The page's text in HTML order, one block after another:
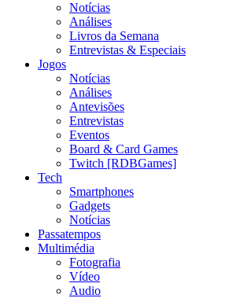
Notícias
Análises
Livros da Semana
Entrevistas & Especiais
Jogos
Notícias
Análises
Antevisões
Entrevistas
Eventos
Board & Card Games
Twitch [RDBGames]
Tech
Smartphones
Gadgets
Notícias
Passatempos
Multimédia
Fotografia
Vídeo
Audio